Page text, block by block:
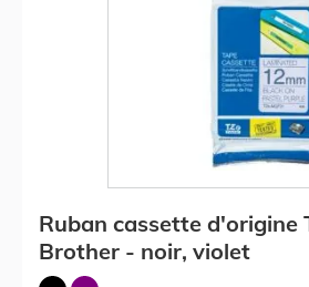
Ruban cassette d'origine
Brother - noir, violet